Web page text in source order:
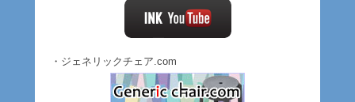
・ジェネリックチェア.com